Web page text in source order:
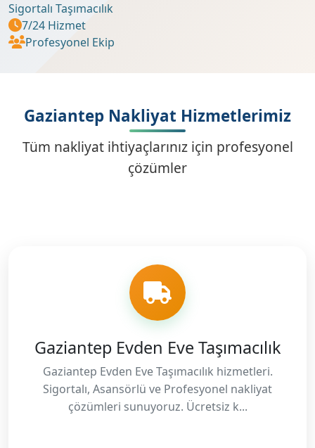
Sigortalı Taşımacılık
7/24 Hizmet
Profesyonel Ekip
Gaziantep Nakliyat Hizmetlerimiz
Tüm nakliyat ihtiyaçlarınız için profesyonel
çözümler
Gaziantep Evden Eve Taşımacılık
Gaziantep Evden Eve Taşımacılık hizmetleri.
Sigortalı, Asansörlü ve Profesyonel nakliyat
çözümleri sunuyoruz. Ücretsiz k...